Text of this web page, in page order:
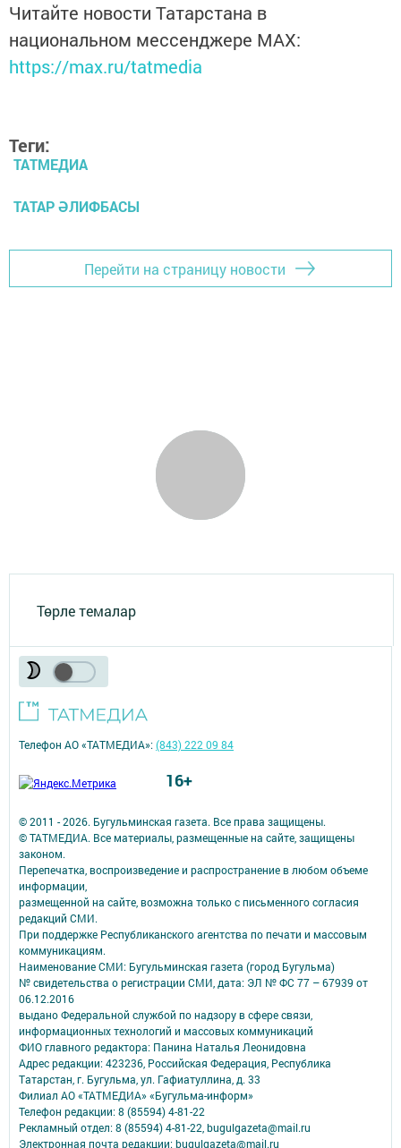
Читайте новости Татарстана в
национальном мессенджере MАХ:
https://max.ru/tatmedia
Теги:
ТАТМЕДИА
ТАТАР ӘЛИФБАСЫ
Перейти на страницу новости
Төрле темалар
© 2011 - 2026. Бугульминская газета. Все права защищены.
© ТАТМЕДИА. Все материалы, размещенные на сайте, защищены
законом.
Перепечатка, воспроизведение и распространение в любом объеме
информации,
размещенной на сайте, возможна только с письменного согласия
редакций СМИ.
При поддержке Республиканского агентства по печати и массовым
коммуникациям.
Наименование СМИ: Бугульминская газета (город Бугульма)
№ свидетельства о регистрации СМИ, дата: ЭЛ № ФС 77 – 67939 от
06.12.2016
выдано Федеральной службой по надзору в сфере связи,
информационных технологий и массовых коммуникаций
ФИО главного редактора: Панина Наталья Леонидовна
Адрес редакции: 423236, Российская Федерация, Республика
Татарстан, г. Бугульма, ул. Гафиатуллина, д. 33
Филиал АО «ТАТМЕДИА» «Бугульма-информ»
Телефон редакции: 8 (85594) 4-81-22
Рекламный отдел: 8 (85594) 4-81-22, bugulgazeta@mail.ru
Электронная почта редакции: bugulgazeta@mail.ru
Телефон АО «ТАТМЕДИА»:(843) 222 09 84
16+